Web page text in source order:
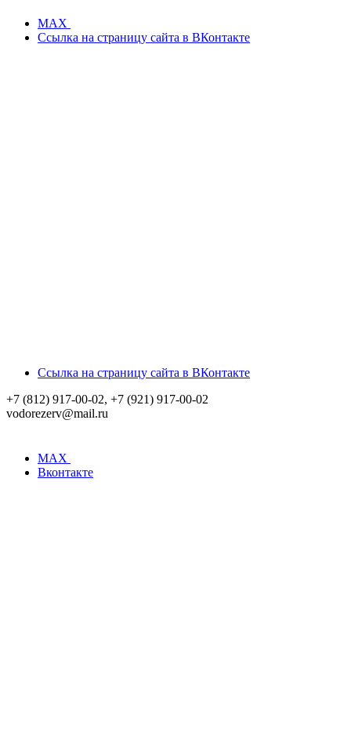
MAX
Ссылка на страницу сайта в ВКонтакте
Ссылка на страницу сайта в ВКонтакте
+7 (812) 917-00-02, +7 (921) 917-00-02
vodorezerv@mail.ru
MAX
Вконтакте